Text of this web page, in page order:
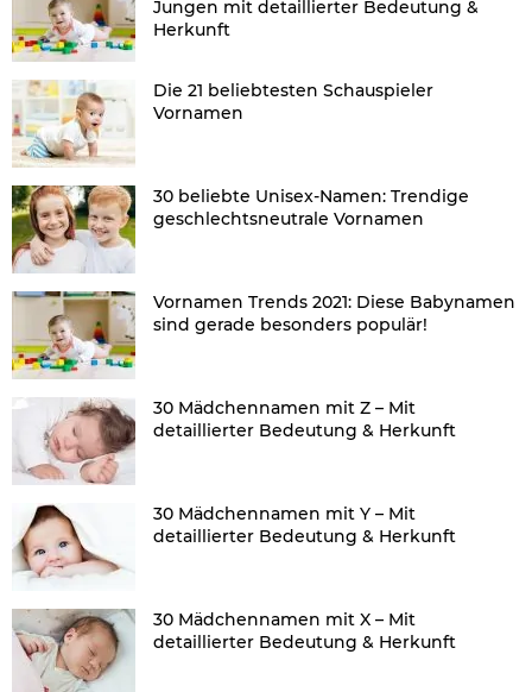
Jungen mit detaillierter Bedeutung &
Herkunft
Die 21 beliebtesten Schauspieler
Vornamen
30 beliebte Unisex-Namen: Trendige
geschlechtsneutrale Vornamen
Vornamen Trends 2021: Diese Babynamen
sind gerade besonders populär!
30 Mädchennamen mit Z – Mit
detaillierter Bedeutung & Herkunft
30 Mädchennamen mit Y – Mit
detaillierter Bedeutung & Herkunft
30 Mädchennamen mit X – Mit
detaillierter Bedeutung & Herkunft